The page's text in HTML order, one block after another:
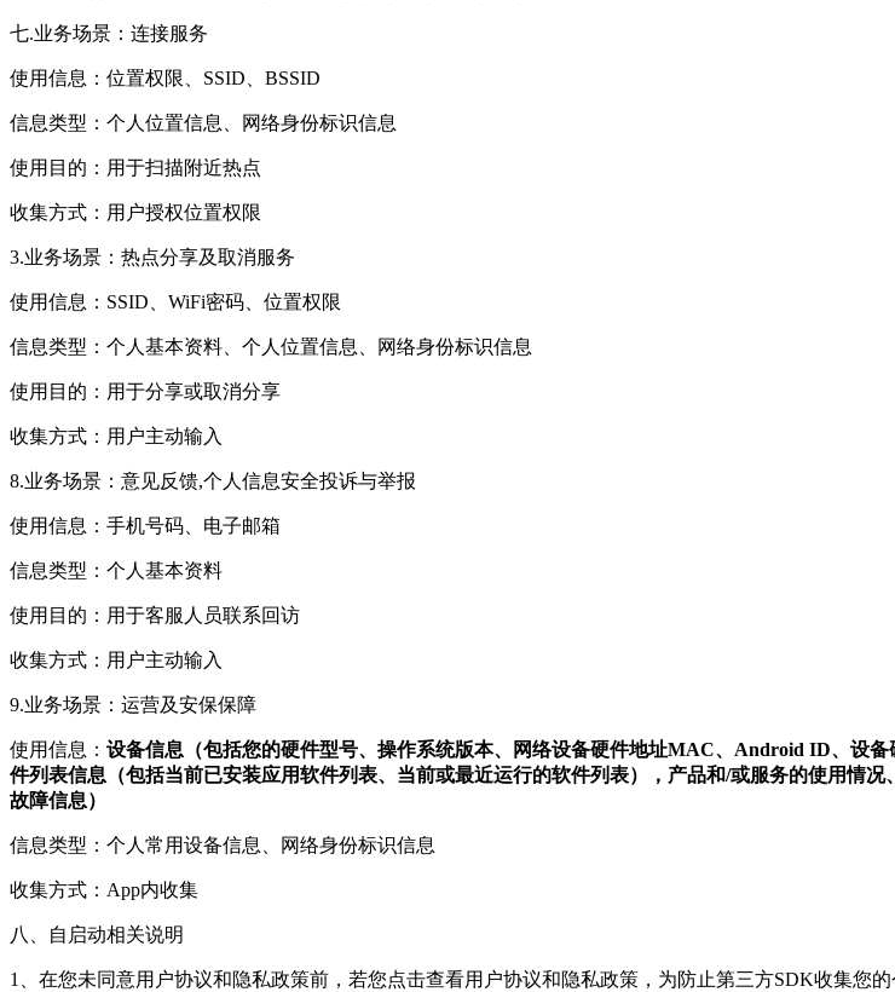
七.业务场景：连接服务
使用信息：位置权限、SSID、BSSID
信息类型：个人位置信息、网络身份标识信息
使用目的：用于扫描附近热点
收集方式：用户授权位置权限
3.业务场景：热点分享及取消服务
使用信息：SSID、WiFi密码、位置权限
信息类型：个人基本资料、个人位置信息、网络身份标识信息
使用目的：用于分享或取消分享
收集方式：用户主动输入
8.业务场景：意见反馈,个人信息安全投诉与举报
使用信息：手机号码、电子邮箱
信息类型：个人基本资料
使用目的：用于客服人员联系回访
收集方式：用户主动输入
9.业务场景：运营及安保保障
使用信息： 设备信息（包括您的硬件型号、操作系统版本、网络设备硬件地址MAC、Android ID、
件列表信息（包括当前已安装应用软件列表、当前或最近运行的软件列表），产品和/或服务的使用情
故障信息）
信息类型：个人常用设备信息、网络身份标识信息
收集方式：App内收集
八、自启动相关说明
1、在您未同意用户协议和隐私政策前，若您点击查看用户协议和隐私政策，为防止第三方SDK收集您